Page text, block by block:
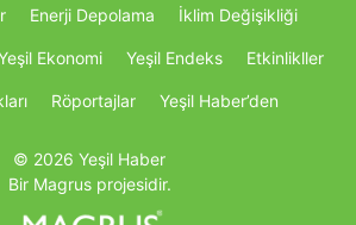
Enerji Depolama İklim Değişikliği
Ekonomi Yeşil Endeks Etkinlikller
Röportajlar Yeşil Haber’den
© 2026 Yeşil Haber
Bir Magrus projesidir.